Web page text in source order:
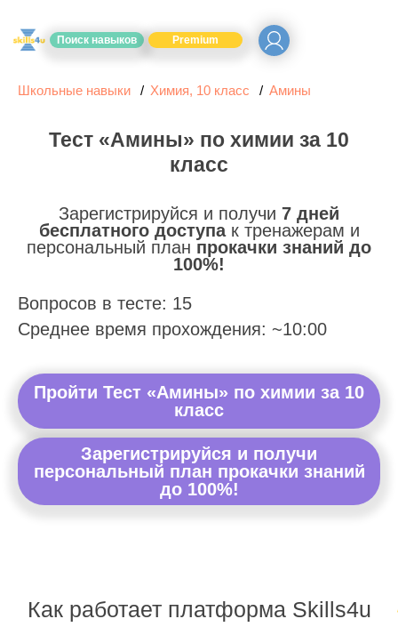
Поиск навыков Premium
Школьные навыки Химия, 10 класс Амины
Тест «Амины» по химии за 10
класс
Зарегистрируйся и получи 7 дней
бесплатного доступак тренажерам и
персональный план прокачки знаний до
100%!
Вопросов в тесте: 15
Среднее время прохождения: ~10:00
Пройти Тест «Амины» по химии за 10
класс
Зарегистрируйся и получи
персональный план прокачки знаний
до 100%!
Как работает платформа Skills4u